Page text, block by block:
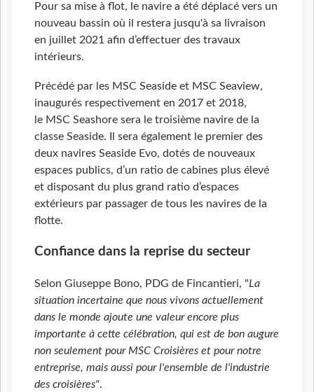
Pour sa mise à flot, le navire a été déplacé vers un
nouveau bassin où il restera jusqu'à sa livraison
en juillet 2021 afin d’effectuer des travaux
intérieurs.
Précédé par les MSC Seaside et MSC Seaview,
inaugurés respectivement en 2017 et 2018,
le MSC Seashore sera le troisième navire de la
classe Seaside. Il sera également le premier des
deux navires Seaside Evo, dotés de nouveaux
espaces publics, d’un ratio de cabines plus élevé
et disposant du plus grand ratio d’espaces
extérieurs par passager de tous les navires de la
flotte.
Confiance dans la reprise du secteur
Selon Giuseppe Bono, PDG de Fincantieri, "La
situation incertaine que nous vivons actuellement
dans le monde ajoute une valeur encore plus
importante à cette célébration, qui est de bon augure
non seulement pour MSC Croisières et pour notre
entreprise, mais aussi pour l'ensemble de l'industrie
des croisières".